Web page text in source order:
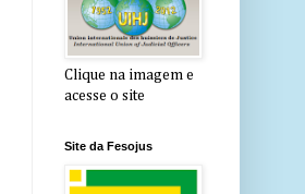
Clique na imagem e
acesse o site
Site da Fesojus